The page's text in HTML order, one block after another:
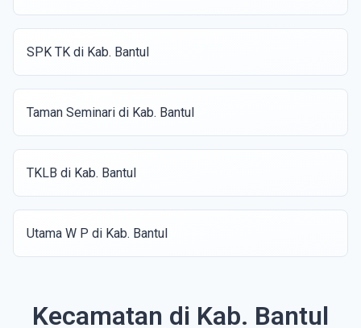
SPK TK di Kab. Bantul
Taman Seminari di Kab. Bantul
TKLB di Kab. Bantul
Utama W P di Kab. Bantul
Kecamatan di Kab. Bantul